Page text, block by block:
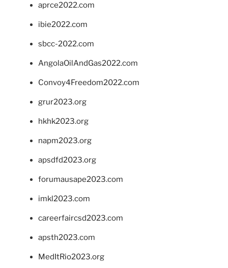
aprce2022.com
ibie2022.com
sbcc-2022.com
AngolaOilAndGas2022.com
Convoy4Freedom2022.com
grur2023.org
hkhk2023.org
napm2023.org
apsdfd2023.org
forumausape2023.com
imkl2023.com
careerfaircsd2023.com
apsth2023.com
MedItRio2023.org